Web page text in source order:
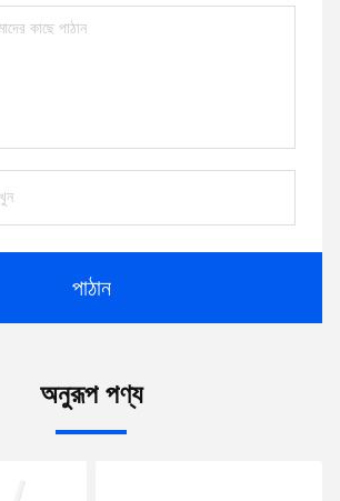
পাঠান
অনুরূপ পণ্য